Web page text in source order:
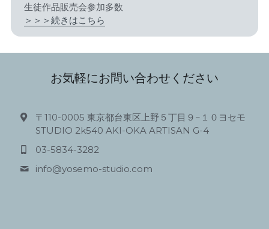
生徒作品販売会参加多数
＞＞＞続きはこちら
お気軽にお問い合わせください
〒110-0005 東京都台東区上野５丁目９−１０ヨセモ
STUDIO 2k540 AKI-OKA ARTISAN G-4
03-5834-3282
info@yosemo-studio.com